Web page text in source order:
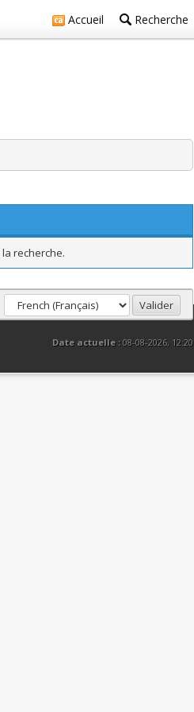
Accueil Recherche
recherche.
Date actuelle :08-08-2026, 12:20